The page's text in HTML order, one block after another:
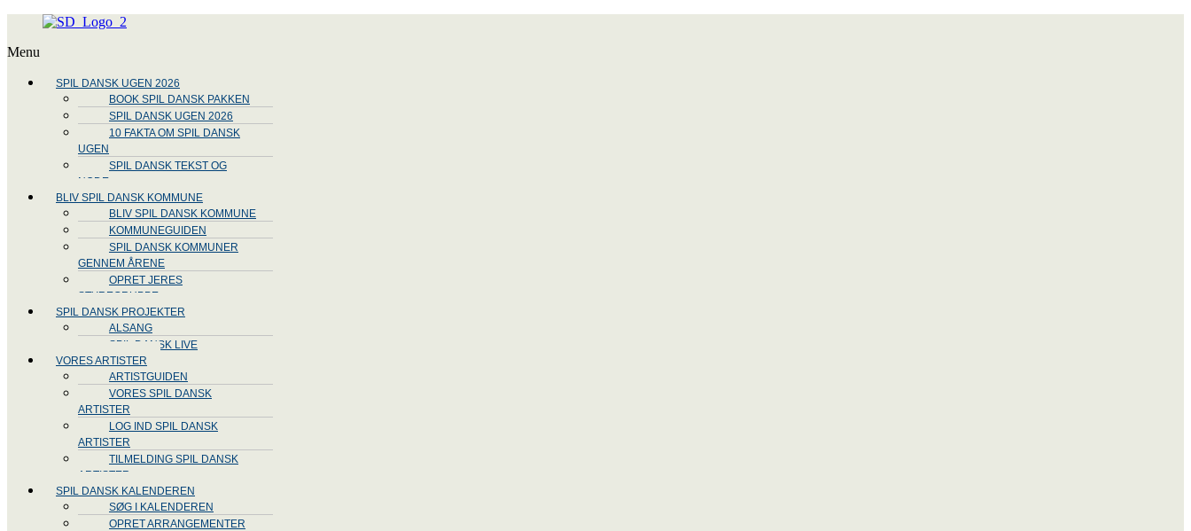
Menu
SPIL DANSK UGEN 2026
BOOK SPIL DANSK PAKKEN
SPIL DANSK UGEN 2026
10 FAKTA OM SPIL DANSK
UGEN
SPIL DANSK TEKST OG
NODE
BLIV SPIL DANSK KOMMUNE
BLIV SPIL DANSK KOMMUNE
KOMMUNEGUIDEN
SPIL DANSK KOMMUNER
GENNEM ÅRENE
OPRET JERES
STYREGRUPPE
SPIL DANSK PROJEKTER
ALSANG
SPIL DANSK LIVE
VORES ARTISTER
ARTISTGUIDEN
VORES SPIL DANSK
ARTISTER
LOG IND SPIL DANSK
ARTISTER
TILMELDING SPIL DANSK
ARTISTER
SPIL DANSK KALENDEREN
SØG I KALENDEREN
OPRET ARRANGEMENTER